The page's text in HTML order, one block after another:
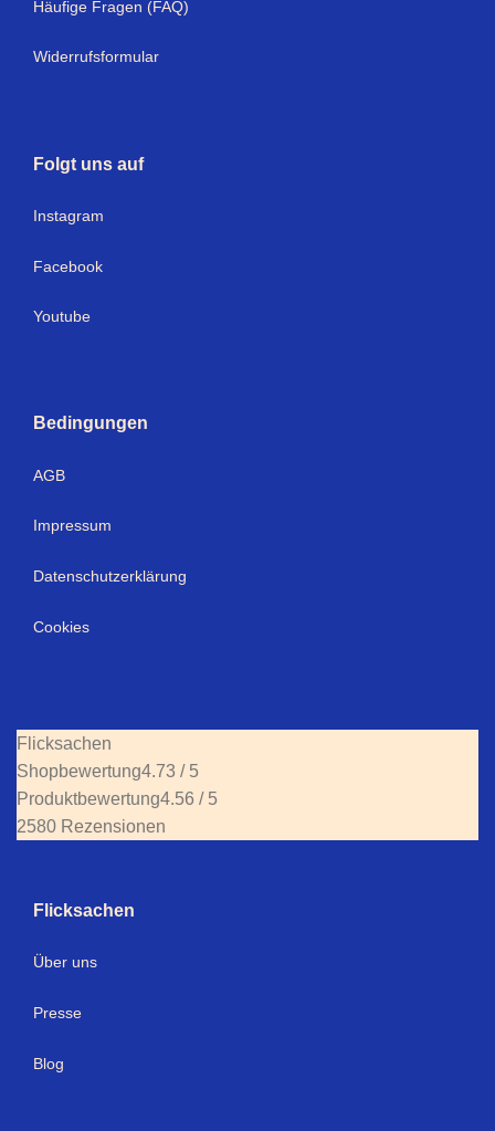
Häufige Fragen (FAQ)
Widerrufsformular
Folgt uns auf
Instagram
Facebook
Youtube
Bedingungen
AGB
Impressum
Datenschutzerklärung
Cookies
Flicksachen
Shopbewertung4.73 / 5
Produktbewertung4.56 / 5
2580 Rezensionen
Flicksachen
Über uns
Presse
Blog